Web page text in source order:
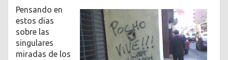
Pensando en
estos dias
sobre las
singulares
miradas de los